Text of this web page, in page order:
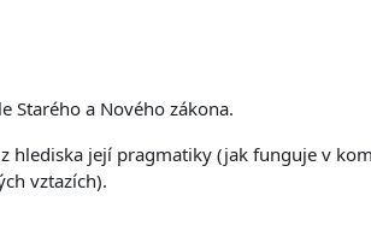
Starého a Nového zákona.
její pragmatiky (jak funguje v
vztazích).